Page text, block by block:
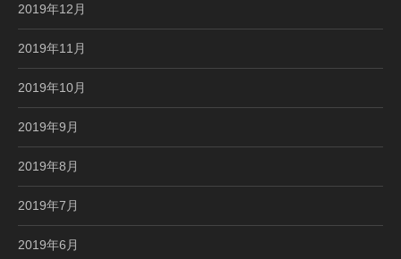
2019年12月
2019年11月
2019年10月
2019年9月
2019年8月
2019年7月
2019年6月